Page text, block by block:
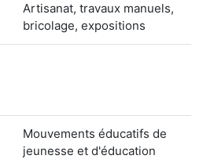
Artisanat, travaux manuels,
bricolage, expositions
Mouvements éducatifs de
jeunesse et d'éducation